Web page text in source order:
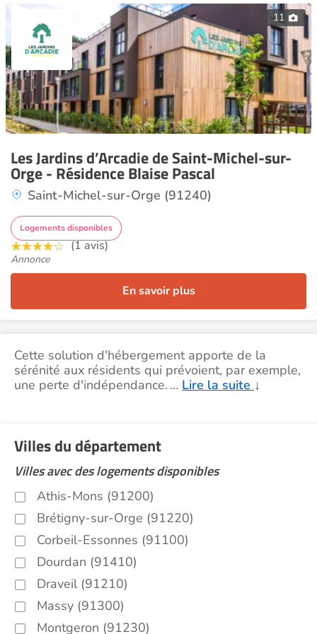
11
Les Jardins d’Arcadie de Saint-Michel-sur-
Orge - Résidence Blaise Pascal
Saint-Michel-sur-Orge (91240)
Logements disponibles
(1 avis)
Annonce
En savoir plus
Cette solution d'hébergement apporte de la
sérénité aux résidents qui prévoient, par exemple,
une perte d'indépendance. … Lire la suite ↓
Villes du département
Villes avec des logements disponibles
Athis-Mons (91200)
Brétigny-sur-Orge (91220)
Corbeil-Essonnes (91100)
Dourdan (91410)
Draveil (91210)
Massy (91300)
Montgeron (91230)